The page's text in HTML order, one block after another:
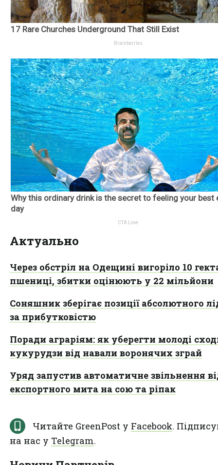
Актуально
Через обстріл на Одещині вигоріло 10
пшениці, збитки оцінюють у 22 мільйони
Соняшник зберігає позиції абсолютного
за прибутковістю
Поради аграріям: як уберегти молоді
кукурудзи від навали воронячих зграй
Уряд запустив автоматичне звільнення
експортного мита на сою та ріпак
Читайте GreenPost у Facebook.
на нас у Telegram.